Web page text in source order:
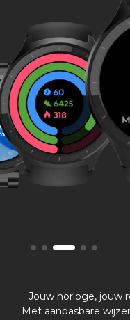
Jouw horloge, jouw
Met aanpasbare